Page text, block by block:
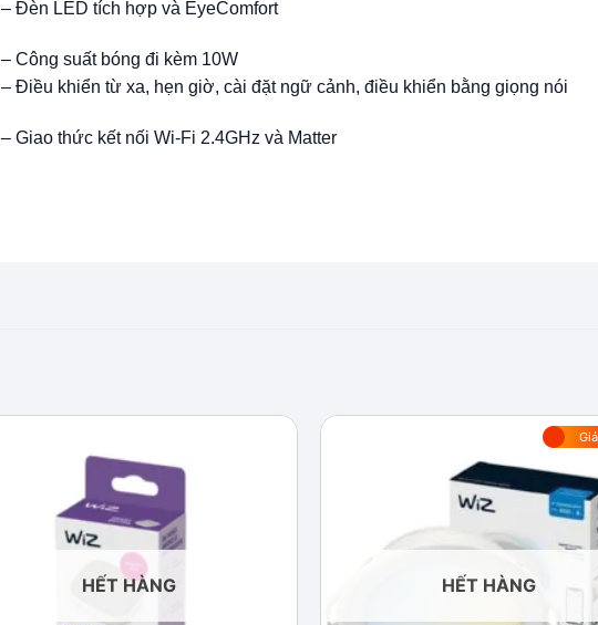
– Đèn LED tích hợp và EyeComfort
– Công suất bóng đi kèm 10W
– Điều khiển từ xa, hẹn giờ, cài đặt ngữ cảnh, điều khiển bằng giọng nói
– Giao thức kết nối Wi-Fi 2.4GHz và Matter
HẾT HÀNG HẾT HÀNG